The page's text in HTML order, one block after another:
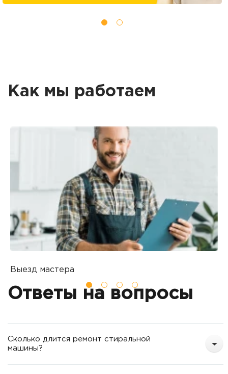
Как мы работаем
Выезд мастера
Вы оставляете заявку на ремонт
Ответы на вопросы
Сколько длится ремонт стиральной
машины?